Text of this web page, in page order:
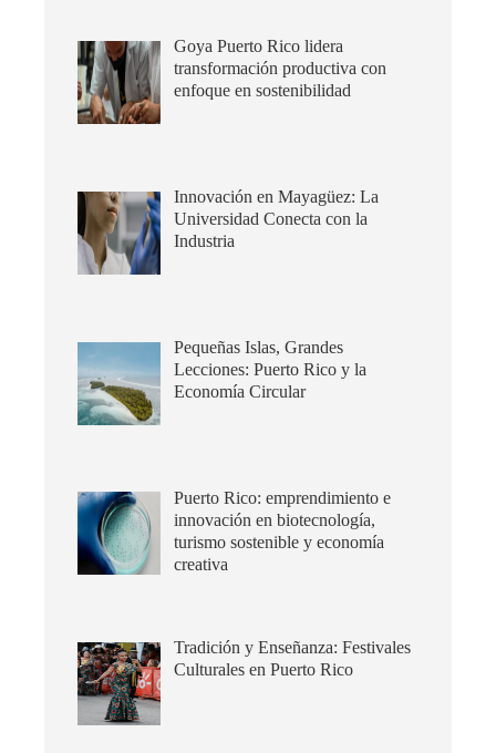
Goya Puerto Rico lidera
transformación productiva con
enfoque en sostenibilidad
Innovación en Mayagüez: La
Universidad Conecta con la
Industria
Pequeñas Islas, Grandes
Lecciones: Puerto Rico y la
Economía Circular
Puerto Rico: emprendimiento e
innovación en biotecnología,
turismo sostenible y economía
creativa
Tradición y Enseñanza: Festivales
Culturales en Puerto Rico